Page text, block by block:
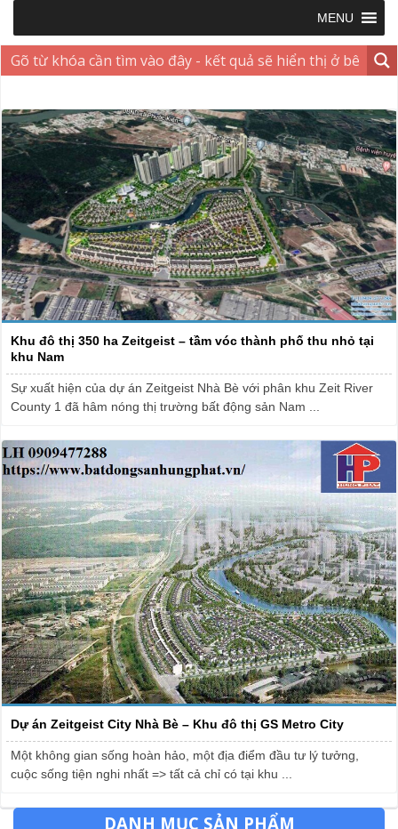
MENU
Khu đô thị 350 ha Zeitgeist – tầm vóc thành phố thu nhỏ tại
khu Nam
Sự xuất hiện của dự án Zeitgeist Nhà Bè với phân khu Zeit River
County 1 đã hâm nóng thị trường bất động sản Nam ...
Dự án Zeitgeist City Nhà Bè – Khu đô thị GS Metro City
Một không gian sống hoàn hảo, một địa điểm đầu tư lý tưởng,
cuộc sống tiện nghi nhất => tất cả chỉ có tại khu ...
DANH MỤC SẢN PHẨM